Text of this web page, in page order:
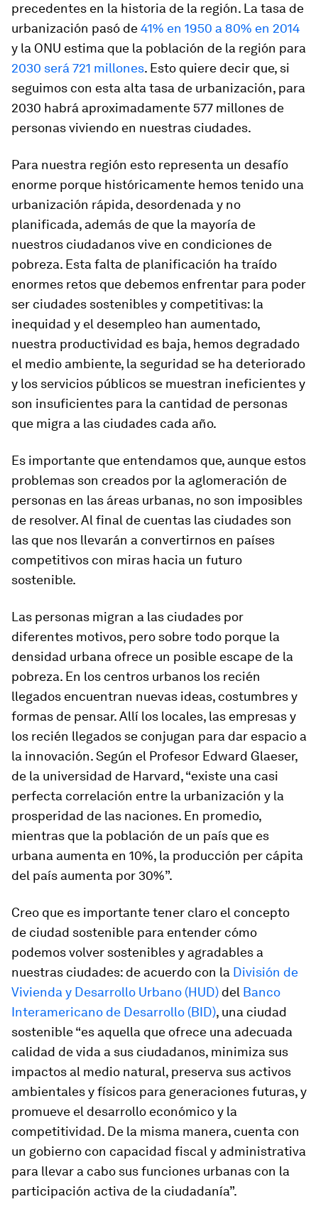
precedentes en la historia de la región. La tasa de
urbanización pasó de41% en 1950 a 80% en 2014
y la ONU estima que la población de la región para
2030 será 721 millones. Esto quiere decir que, si
seguimos con esta alta tasa de urbanización, para
2030 habrá aproximadamente 577 millones de
personas viviendo en nuestras ciudades.
Para nuestra región esto representa un desafío
enorme porque históricamente hemos tenido una
urbanización rápida, desordenada y no
planificada, además de que la mayoría de
nuestros ciudadanos vive en condiciones de
pobreza. Esta falta de planificación ha traído
enormes retos que debemos enfrentar para poder
ser ciudades sostenibles y competitivas: la
inequidad y el desempleo han aumentado,
nuestra productividad es baja, hemos degradado
el medio ambiente, la seguridad se ha deteriorado
y los servicios públicos se muestran ineficientes y
son insuficientes para la cantidad de personas
que migra a las ciudades cada año.
Es importante que entendamos que, aunque estos
problemas son creados por la aglomeración de
personas en las áreas urbanas, no son imposibles
de resolver. Al final de cuentas las ciudades son
las que nos llevarán a convertirnos en países
competitivos con miras hacia un futuro
sostenible.
Las personas migran a las ciudades por
diferentes motivos, pero sobre todo porque la
densidad urbana ofrece un posible escape de la
pobreza. En los centros urbanos los recién
llegados encuentran nuevas ideas, costumbres y
formas de pensar. Allí los locales, las empresas y
los recién llegados se conjugan para dar espacio a
la innovación. Según el Profesor Edward Glaeser,
de la universidad de Harvard, “existe una casi
perfecta correlación entre la urbanización y la
prosperidad de las naciones. En promedio,
mientras que la población de un país que es
urbana aumenta en 10%, la producción per cápita
del país aumenta por 30%”.
Creo que es importante tener claro el concepto
de ciudad sostenible para entender cómo
podemos volver sostenibles y agradables a
nuestras ciudades: de acuerdo con la División de
Vivienda y Desarrollo Urbano (HUD) del Banco
Interamericano de Desarrollo (BID), una ciudad
sostenible “es aquella que ofrece una adecuada
calidad de vida a sus ciudadanos, minimiza sus
impactos al medio natural, preserva sus activos
ambientales y físicos para generaciones futuras, y
promueve el desarrollo económico y la
competitividad. De la misma manera, cuenta con
un gobierno con capacidad fiscal y administrativa
para llevar a cabo sus funciones urbanas con la
participación activa de la ciudadanía”.